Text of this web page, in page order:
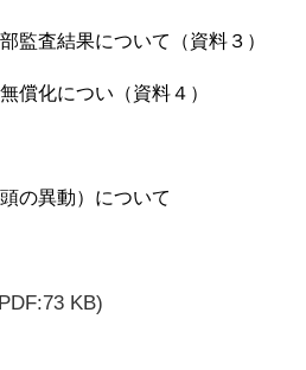
監査結果について（資料３）
償化につい（資料４）
の異動）について
KB)